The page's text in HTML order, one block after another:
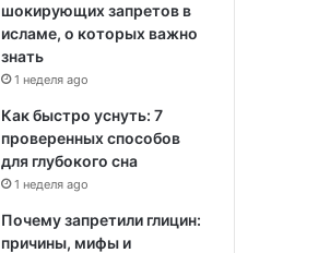
шокирующих запретов в
исламе, о которых важно
знать
1 неделя ago
Как быстро уснуть: 7
проверенных способов
для глубокого сна
1 неделя ago
Почему запретили глицин:
причины, мифы и